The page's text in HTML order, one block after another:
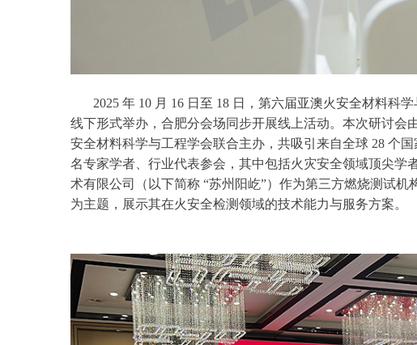
2025 年 10 月 16 日至 18 日，第六届亚澳火安全材料科
线下形式举办，合肥分会场同步开展线上活动。本次研讨会
安全材料科学与工程学会联合主办，共吸引来自全球 28 个
名专家学者、行业代表参会，其中包括火灾安全领域顶尖学
术有限公司（以下简称 “苏州阳屹”）作为第三方燃烧测试机
为主题，展示其在火安全检测领域的技术能力与服务方案。